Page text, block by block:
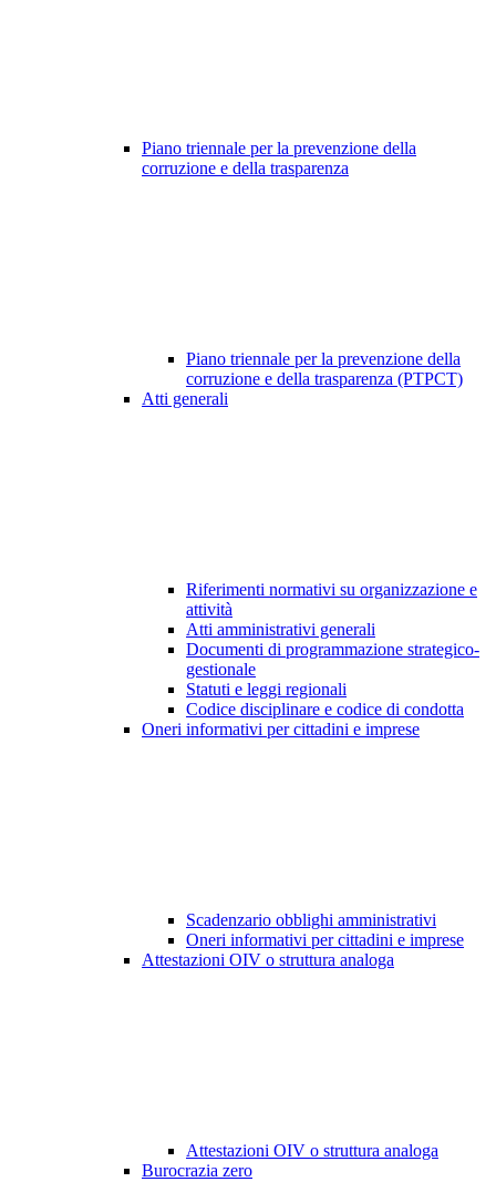
Piano triennale per la prevenzione della
corruzione e della trasparenza
Piano triennale per la prevenzione della
corruzione e della trasparenza (PTPCT)
Atti generali
Riferimenti normativi su organizzazione e
attività
Atti amministrativi generali
Documenti di programmazione strategico-
gestionale
Statuti e leggi regionali
Codice disciplinare e codice di condotta
Oneri informativi per cittadini e imprese
Scadenzario obblighi amministrativi
Oneri informativi per cittadini e imprese
Attestazioni OIV o struttura analoga
Attestazioni OIV o struttura analoga
Burocrazia zero